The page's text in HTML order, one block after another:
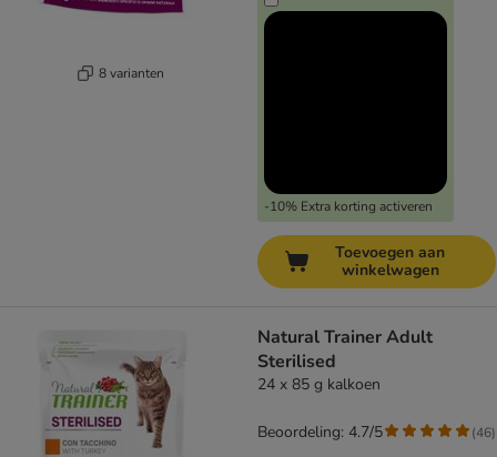
8 varianten
-10% Extra korting activeren
Toevoegen aan
winkelwagen
Natural Trainer Adult
Sterilised
24 x 85 g kalkoen
Beoordeling: 4.7/5 (46)